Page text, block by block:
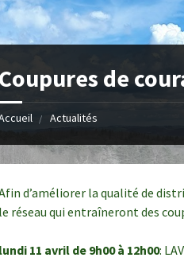
Coupures de
Actualités
d’améliorer la qualité de
le réseau qui entraîneront des
lundi 11 avril de 9h00 à 12h00: